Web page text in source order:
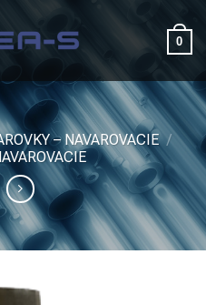
0
– NAVAROVACIE /